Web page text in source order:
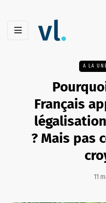
A LA
Français
? Mais pas
11